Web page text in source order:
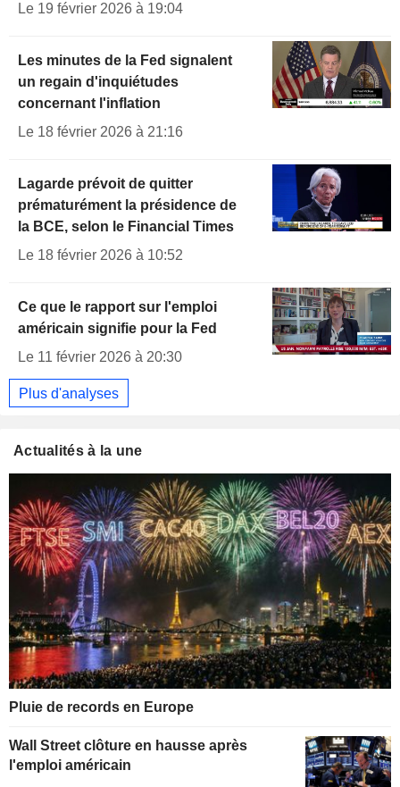
Le 19 février 2026 à 19:04
Les minutes de la Fed signalent
un regain d'inquiétudes
concernant l'inflation
Le 18 février 2026 à 21:16
Lagarde prévoit de quitter
prématurément la présidence de
la BCE, selon le Financial Times
Le 18 février 2026 à 10:52
Ce que le rapport sur l'emploi
américain signifie pour la Fed
Le 11 février 2026 à 20:30
Plus d'analyses
Actualités à la une
Pluie de records en Europe
Wall Street clôture en hausse après
l'emploi américain